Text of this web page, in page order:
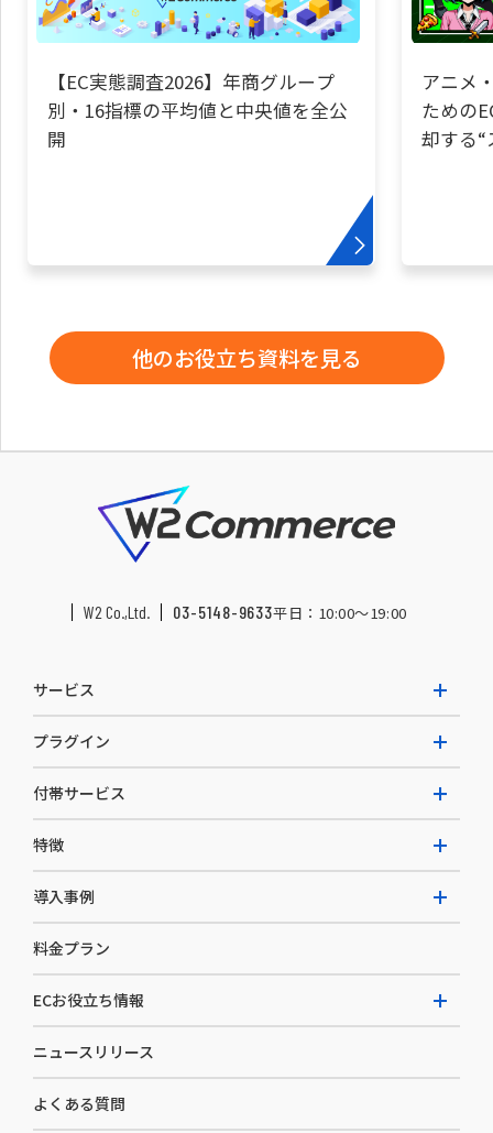
【EC実態調査2026】年商グループ
別・16指標の平均値と中央値を全公
開
アニメ
ための
却する
他のお役立ち資料を見る
W2 Co.,Ltd. 03-5148-9633平日：10:00〜19:00
サービス
W2 Commerce Repeat
W2 Commerce BtoB
W2 Commerce Asia
プラグイン
AI buddy
付帯サービス
EC運用構築支援・運用支援
カスタマーサクセス
セキュリティ
デザイン制作
コンサルティング
特徴
選ばれる理由
開発体制
導入事例
導入企業一覧
料金プラン
ECお役立ち情報
お役立ち資料
ニュースリリース
よくある質問